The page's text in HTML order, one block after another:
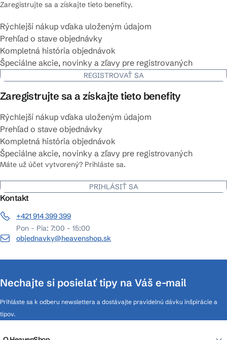
Zaregistrujte sa a získajte tieto benefity.
Rýchlejší nákup vďaka uloženým údajom
Prehľad o stave objednávky
Kompletná história objednávok
Špeciálne akcie, novinky a zľavy pre registrovaných
REGISTROVAŤ SA
Zaregistrujte sa a získajte tieto benefity
Rýchlejší nákup vďaka uloženým údajom
Prehľad o stave objednávky
Kompletná história objednávok
Špeciálne akcie, novinky a zľavy pre registrovaných
Máte už účet vytvorený? Prihláste sa.
PRIHLÁSIŤ SA
Kontakt
+421 914 399 399
Pon - Pia: 7:00 - 15:00
objednavky@heavenshop.sk
Nechajte si posielať tipy na Váš e-mail
Prihláste sa k odberu newslettera a dostávajte pravidelnú dávku inšpirácie a
tipov.